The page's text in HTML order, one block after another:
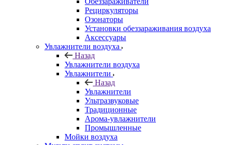
Рециркуляторы
Озонаторы
Установки обеззараживания воздуха
Аксессуары
Увлажнители воздуха
Назад
Увлажнители воздуха
Увлажнители
Назад
Увлажнители
Ультразвуковые
Традиционные
Арома-увлажнители
Промышленные
Мойки воздуха